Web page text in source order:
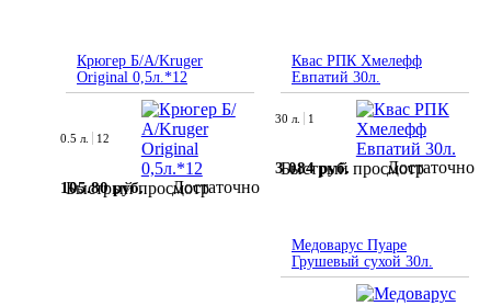
Крюгер Б/А/Kruger
Original 0,5л.*12
Быстрый просмотр
0.5 л. 12
105.80 руб. Достаточно
Квас РПК Хмелефф
Евпатий 30л.
Быстрый просмотр
30 л. 1
3 084 руб. Достаточно
Медоварус Пуаре
Грушевый сухой 30л.